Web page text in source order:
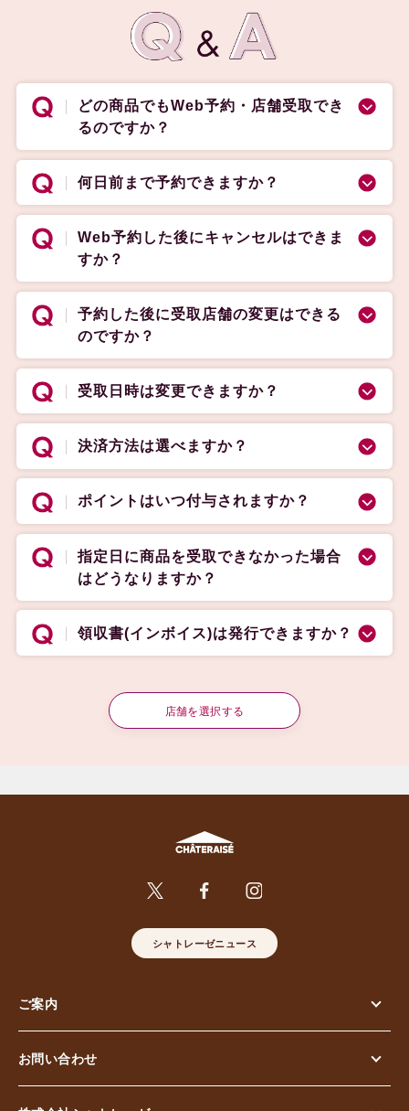
どの商品でもWeb予約・店舗受取でき
るのですか？
何日前まで予約できますか？
Web予約した後にキャンセルはできま
すか？
予約した後に受取店舗の変更はできる
のですか？
受取日時は変更できますか？
決済方法は選べますか？
ポイントはいつ付与されますか？
指定日に商品を受取できなかった場合
はどうなりますか？
領収書(インボイス)は発行できますか？
店舗を選択する
シャトレーゼニュース
ご案内
お問い合わせ